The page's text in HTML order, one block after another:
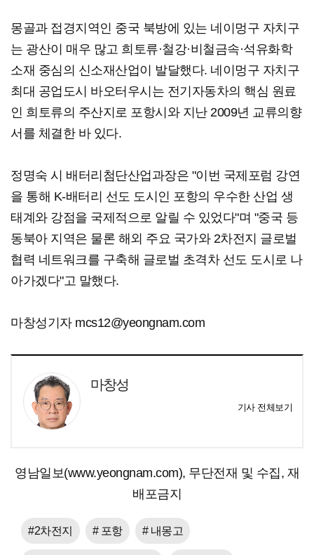
몽골과 접경지역인 중국 북방에 있는 네이멍구 자치구
는 광산이 매우 많고 희토류·철강·비철금속·석유화학
소재 중심의 신소재산업이 발달했다. 네이멍구 자치구
최대 공업도시 바오터우시는 전기자동차의 핵심 원료
인 희토류의 주산지로 포항시와 지난 2009년 교류의향
서를 체결한 바 있다.
정명숙 시 배터리첨단산업과장은 "이번 국제포럼 강연
을 통해 K-배터리 선도 도시인 포항의 우수한 산업 생
태계와 강점을 국제적으로 알릴 수 있었다"며 "중국 등
동북아 지역은 물론 해외 주요 국가와 2차전지 글로벌
협력 네트워크를 구축해 글로벌 초격차 선도 도시로 나
아가겠다"고 말했다.
마창성기자 mcs12@yeongnam.com
마창성
기사 전체보기
영남일보(www.yeongnam.com), 무단전재 및 수집, 재
배포금지
#2차전지 # 포항 # 내몽고